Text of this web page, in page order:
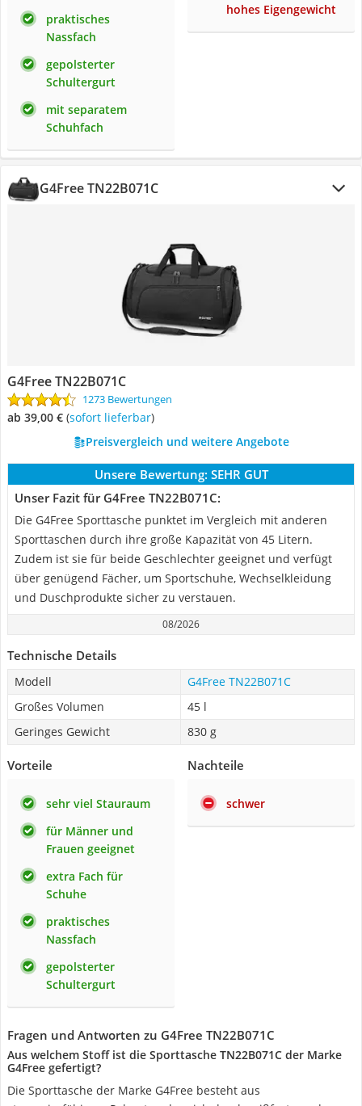
praktisches
Nassfach
gepolsterter
Schultergurt
mit separatem
Schuhfach
hohes Eigengewicht
G4Free TN22B071C
G4Free TN22B071C
1273 Bewertungen
ab 39,00 € ( Sofort lieferbar)
Preisvergleich und weitere Angebote
Unsere Bewertung: SEHR GUT
Unser Fazit für G4Free TN22B071C:
Die G4Free Sporttasche punktet im Vergleich mit anderen
Sporttaschen durch ihre große Kapazität von 45 Litern.
Zudem ist sie für beide Geschlechter geeignet und verfügt
über genügend Fächer, um Sportschuhe, Wechselkleidung
und Duschprodukte sicher zu verstauen.
08/2026
Technische Details
Modell
G4Free TN22B071C
Großes Volumen
45 l
Geringes Gewicht
830 g
Vorteile
sehr viel Stauraum
für Männer und
Frauen geeignet
extra Fach für
Schuhe
praktisches
Nassfach
gepolsterter
Schultergurt
Nachteile
schwer
Fragen und Antworten zu G4Free TN22B071C
Aus welchem Stoff ist die Sporttasche TN22B071C der Marke
G4Free gefertigt?
Die Sporttasche der Marke G4Free besteht aus